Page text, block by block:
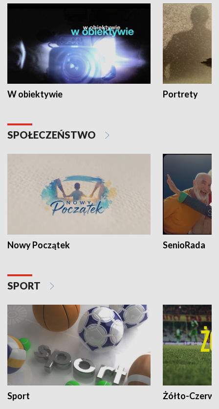
W obiektywie Portrety
SPOŁECZEŃSTWO
Nowy Początek SenioRada
SPORT
Sport Żółto-